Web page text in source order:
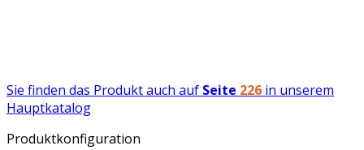
Sie finden das Produkt auch auf Seite 226 in unserem
Hauptkatalog
Produktkonfiguration